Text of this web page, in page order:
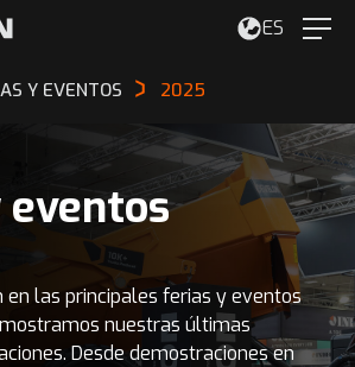
ES
Y EVENTOS 2025
eventos
en las principales ferias y eventos
nuestras últimas
Desde demostraciones en